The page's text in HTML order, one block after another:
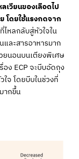
เวียนของเลือดไป
โดยใช้แรงกดจาก
หลกลับสู่หัวใจใน
ละสารอาหารมาก
ยนอนบนเตียงพิเศษ
ง ECP จะบีบอัดถุง
จ โดยบีบในช่วงที่
ากขึ้น